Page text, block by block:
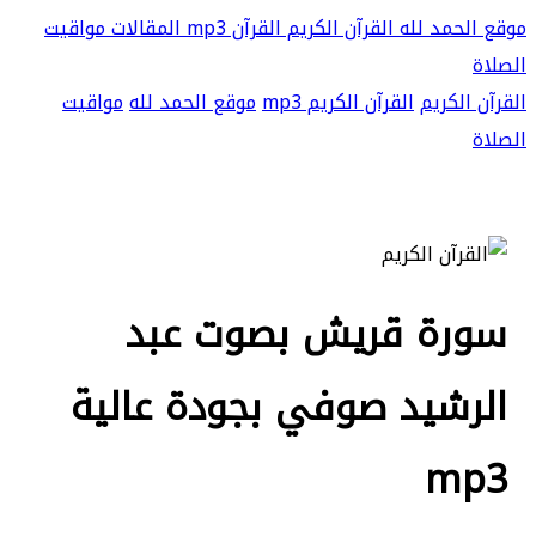
موقع الحمد للهالقرآن الكريمالقرآن mp3 المقالاتمواقيت
الصلاة
القرآن الكريمالقرآن الكريم mp3 موقع الحمد للهمواقيت
الصلاة
سورة قريش بصوت عبد
الرشيد صوفي بجودة عالية
mp3